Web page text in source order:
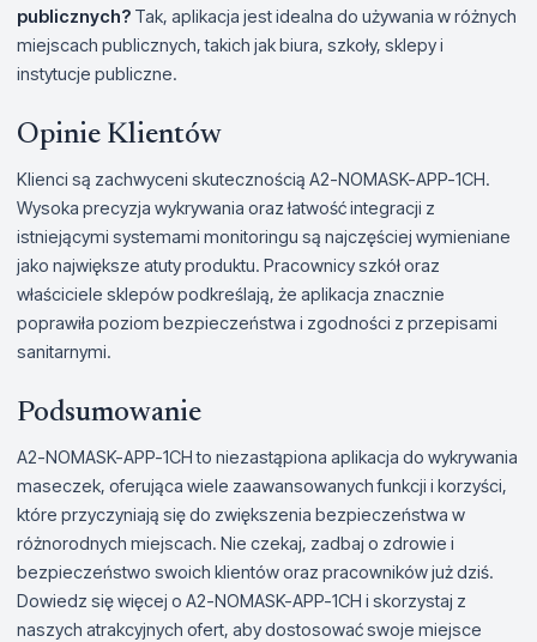
publicznych? Tak, aplikacja jest idealna do używania w różnych
miejscach publicznych, takich jak biura, szkoły, sklepy i
instytucje publiczne.
Opinie Klientów
Klienci są zachwyceni skutecznością A2-NOMASK-APP-1CH.
Wysoka precyzja wykrywania oraz łatwość integracji z
istniejącymi systemami monitoringu są najczęściej wymieniane
jako największe atuty produktu. Pracownicy szkół oraz
właściciele sklepów podkreślają, że aplikacja znacznie
poprawiła poziom bezpieczeństwa i zgodności z przepisami
sanitarnymi.
Podsumowanie
A2-NOMASK-APP-1CH to niezastąpiona aplikacja do wykrywania
maseczek, oferująca wiele zaawansowanych funkcji i korzyści,
które przyczyniają się do zwiększenia bezpieczeństwa w
różnorodnych miejscach. Nie czekaj, zadbaj o zdrowie i
bezpieczeństwo swoich klientów oraz pracowników już dziś.
Dowiedz się więcej o A2-NOMASK-APP-1CH i skorzystaj z
naszych atrakcyjnych ofert, aby dostosować swoje miejsce